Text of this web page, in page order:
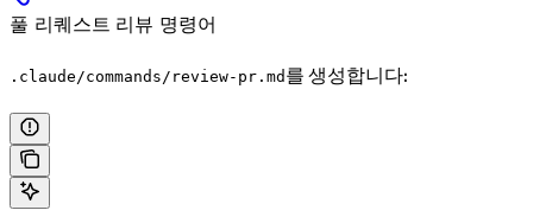
풀 리퀘스트 리뷰 명령어
.claude/commands/review-pr.md 를 생성합니다: